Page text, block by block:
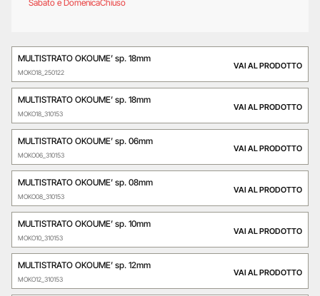
Sabato e DomenicaChiuso
MULTISTRATO OKOUME’ sp. 18mm
MOKO18_250122
VAI AL PRODOTTO
MULTISTRATO OKOUME’ sp. 18mm
MOKO18_310153
VAI AL PRODOTTO
MULTISTRATO OKOUME’ sp. 06mm
MOKO06_310153
VAI AL PRODOTTO
MULTISTRATO OKOUME’ sp. 08mm
MOKO08_310153
VAI AL PRODOTTO
MULTISTRATO OKOUME’ sp. 10mm
MOKO10_310153
VAI AL PRODOTTO
MULTISTRATO OKOUME’ sp. 12mm
MOKO12_310153
VAI AL PRODOTTO